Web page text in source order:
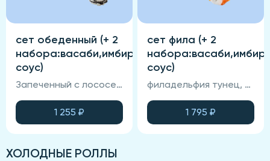
сет обеденный (+ 2
набора:васаби,имбирь,соевый
соус)
Запеченный с лососем, запеченный с тунцом, чикен ролл (по 6 шт в порции).
1 255 ₽
сет фила (+ 2
соус)
филадельфия тунец, филадельфия лосось, филадельфия креветка
1 795 ₽
ХОЛОДНЫЕ РОЛЛЫ